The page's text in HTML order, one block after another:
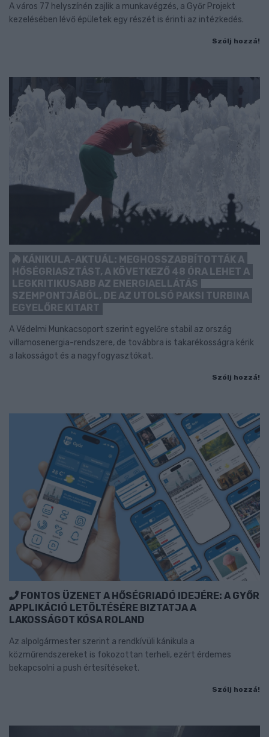
A város 77 helyszínén zajlik a munkavégzés, a Győr Projekt
kezelésében lévő épületek egy részét is érinti az intézkedés.
Szólj hozzá!
KÁNIKULA-AKTUÁL: MEGHOSSZABBÍTOTTÁK A
HŐSÉGRIASZTÁST, A KÖVETKEZŐ 48 ÓRA LEHET A
LEGKRITIKUSABB AZ ENERGIAELLÁTÁS
SZEMPONTJÁBÓL, DE AZ UTOLSÓ PAKSI TURBINA
EGYELŐRE KITART
A Védelmi Munkacsoport szerint egyelőre stabil az ország
villamosenergia-rendszere, de továbbra is takarékosságra kérik
a lakosságot és a nagyfogyasztókat.
Szólj hozzá!
FONTOS ÜZENET A HŐSÉGRIADÓ IDEJÉRE: A GYŐR
APPLIKÁCIÓ LETÖLTÉSÉRE BIZTATJA A
LAKOSSÁGOT KÓSA ROLAND
Az alpolgármester szerint a rendkívüli kánikula a
közműrendszereket is fokozottan terheli, ezért érdemes
bekapcsolni a push értesítéseket.
Szólj hozzá!